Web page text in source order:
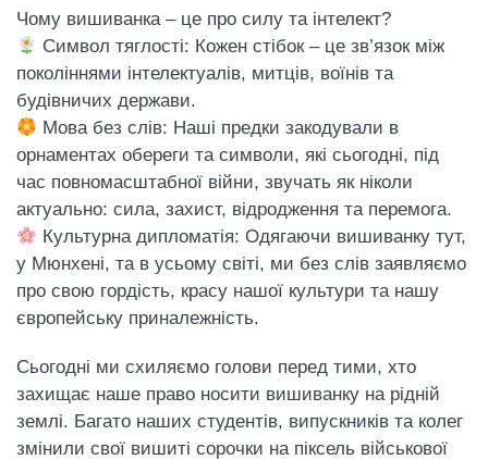
Чому вишиванка – це про силу та інтелект?
Символ тяглості: Кожен стібок – це зв’язок між
поколіннями інтелектуалів, митців, воїнів та
будівничих держави.
Мова без слів: Наші предки закодували в
орнаментах обереги та символи, які сьогодні, під
час повномасштабної війни, звучать як ніколи
актуально: сила, захист, відродження та перемога.
Культурна дипломатія: Одягаючи вишиванку тут,
у Мюнхені, та в усьому світі, ми без слів заявляємо
про свою гордість, красу нашої культури та нашу
європейську приналежність.
Сьогодні ми схиляємо голови перед тими, хто
захищає наше право носити вишиванку на рідній
землі. Багато наших студентів, випускників та колег
змінили свої вишиті сорочки на піксель військової